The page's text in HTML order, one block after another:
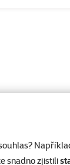
snadno zjistili